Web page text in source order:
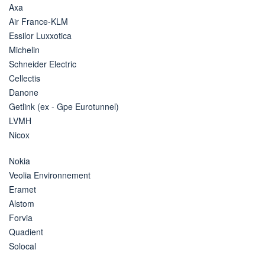
Axa
Air France-KLM
Essilor Luxxotica
Michelin
Schneider Electric
Cellectis
Danone
Getlink (ex - Gpe Eurotunnel)
LVMH
Nicox
Nokia
Veolia Environnement
Eramet
Alstom
Forvia
Quadient
Solocal